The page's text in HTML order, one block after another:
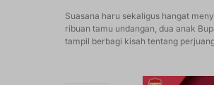
Suasana haru sekaligus hangat
ribuan tamu undangan, dua anak
tampil berbagi kisah tentang